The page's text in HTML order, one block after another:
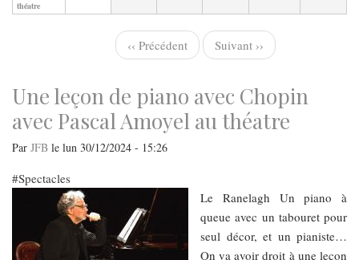
théatre
‹‹ Précédent Suivant ››
Une leçon de piano avec Chopin
avec Pascal Amoyel au théatre
Par JFB le lun 30/12/2024 - 15:26
Spectacles
​​​​​​​Le Ranelagh Un piano à
queue avec un tabouret pour
seul décor, et un pianiste…
On va avoir droit à une leçon